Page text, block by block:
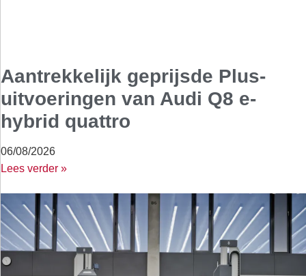
Aantrekkelijk geprijsde Plus-
uitvoeringen van Audi Q8 e-
hybrid quattro
06/08/2026
Lees verder »